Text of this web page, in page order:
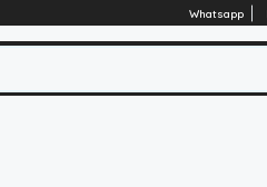
Whatsapp